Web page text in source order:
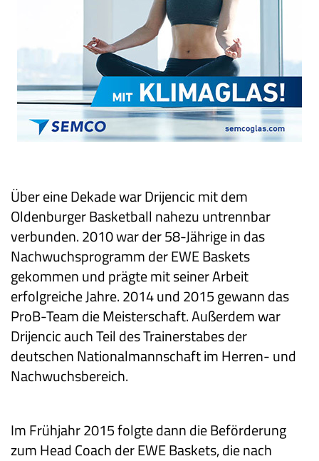
Über eine Dekade war Drijencic mit dem
Oldenburger Basketball nahezu untrennbar
verbunden. 2010 war der 58-Jährige in das
Nachwuchsprogramm der EWE Baskets
gekommen und prägte mit seiner Arbeit
erfolgreiche Jahre. 2014 und 2015 gewann das
ProB-Team die Meisterschaft. Außerdem war
Drijencic auch Teil des Trainerstabes der
deutschen Nationalmannschaft im Herren- und
Nachwuchsbereich.
Im Frühjahr 2015 folgte dann die Beförderung
zum Head Coach der EWE Baskets, die nach